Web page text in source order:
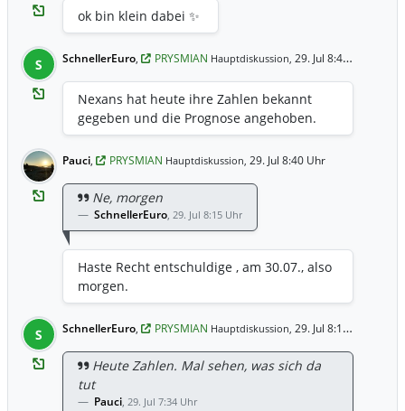
ok bin klein dabei ✨
S SchnellerEuro, PRYSMIAN Hauptdiskussion, 29. Jul 8:43 Uhr
Nexans hat heute ihre Zahlen bekannt
gegeben und die Prognose angehoben.
Pauci, PRYSMIAN Hauptdiskussion, 29. Jul 8:40 Uhr
Ne, morgen
SchnellerEuro, 29. Jul 8:15 Uhr
Haste Recht entschuldige , am 30.07., also
morgen.
S SchnellerEuro, PRYSMIAN Hauptdiskussion, 29. Jul 8:15 Uhr
Heute Zahlen. Mal sehen, was sich da
tut
Pauci, 29. Jul 7:34 Uhr